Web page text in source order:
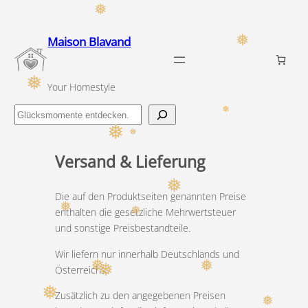
❅
❅
❅
❅
❅
❅ ❅
❅
❅
❅
❅
❅
❅
❅
springen
Maison Blavand
Your Homestyle
Finde
dein
Versand & Lieferung
Die auf den Produktseiten genannten Preise
enthalten die gesetzliche Mehrwertsteuer
und sonstige Preisbestandteile.
Wir liefern nur innerhalb Deutschlands und
Österreichs.
Zusätzlich zu den angegebenen Preisen